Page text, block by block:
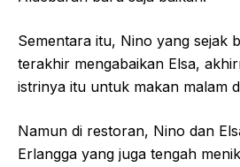
Sementara itu, Nino yang sejak
terakhir mengabaikan Elsa,
istrinya itu untuk makan malam
Namun di restoran, Nino dan
Erlangga yang juga tengah